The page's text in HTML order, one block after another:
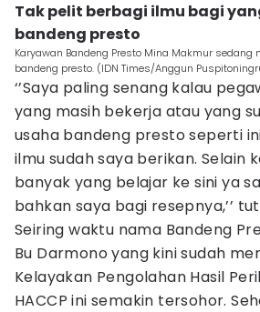
Tak pelit berbagi ilmu bagi
bandeng presto
Karyawan Bandeng Presto Mina Makmur sedang
bandeng presto. (IDN Times/Anggun
‘’Saya paling senang kalau
yang masih bekerja atau yang
usaha bandeng presto seperti
ilmu sudah saya berikan. Selain
banyak yang belajar ke sini ya
bahkan saya bagi resepnya,’’
Seiring waktu nama Bandeng
Bu Darmono yang kini sudah
Kelayakan Pengolahan Hasil
HACCP ini semakin tersohor.